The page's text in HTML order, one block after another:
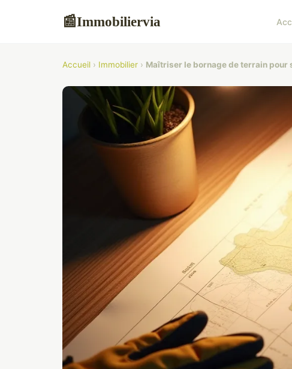
📰Immobiliervia
Accueil › Immobilier › Maîtriser le bornage de terrain